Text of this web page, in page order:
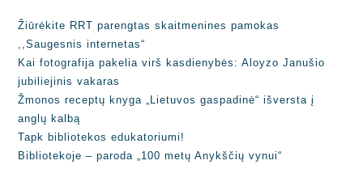
Žiūrėkite RRT parengtas skaitmenines pamokas
,,Saugesnis internetas“
Kai fotografija pakelia virš kasdienybės: Aloyzo Janušio
jubiliejinis vakaras
Žmonos receptų knyga „Lietuvos gaspadinė“ išversta į
anglų kalbą
Tapk bibliotekos edukatoriumi!
Bibliotekoje – paroda „100 metų Anykščių vynui“